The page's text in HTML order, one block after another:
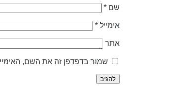
שם *
אימייל *
אתר
שמור בדפדפן זה את השם,